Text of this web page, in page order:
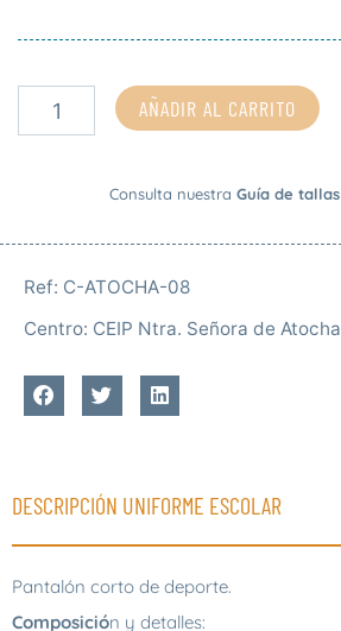
AÑADIR AL CARRITO
Consulta nuestra Guía de tallas
Ref: C-ATOCHA-08
Centro: CEIP Ntra. Señora de Atocha
DESCRIPCIÓN UNIFORME ESCOLAR
Pantalón corto de deporte.
Composición y detalles: